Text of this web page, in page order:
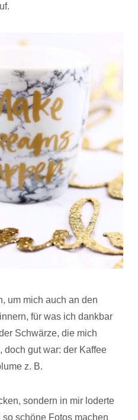
um mich auch an den
für was ich dankbar
Schwärze, die mich
doch gut war: der Kaffee
z. B.
sondern in mir loderte
schöne Fotos machen